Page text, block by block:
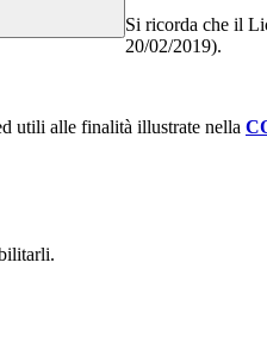
Si ricorda che il
20/02/2019).
utili alle finalità illustrate nella